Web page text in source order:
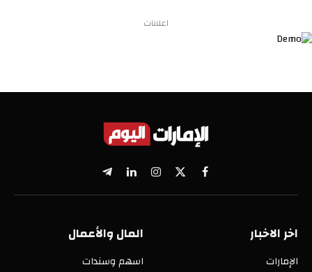
اعلانات
فيسبوك
X
(Twitter)
الانستغراملينكدإنتيلقرام
اخر الاخبار
الإمارات
المال والأعمال
اسهم وسندات